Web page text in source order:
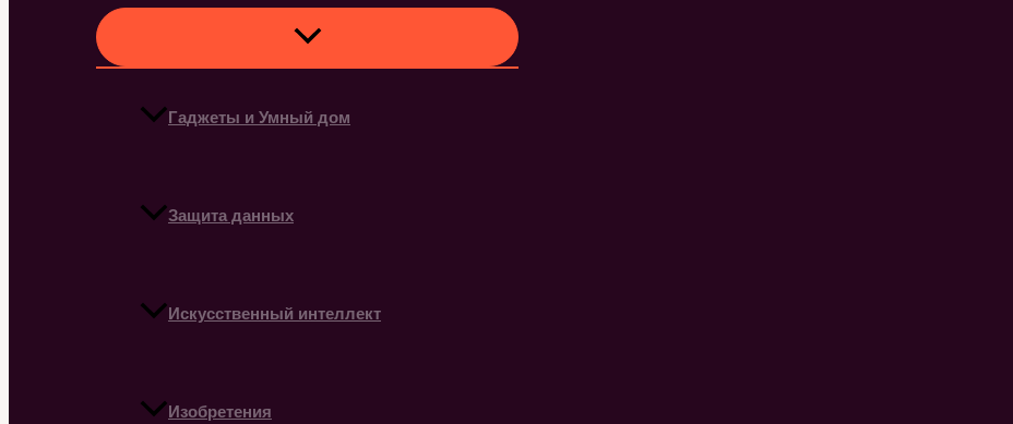
Гаджеты и Умный дом
Защита данных
Искусственный интеллект
Изобретения